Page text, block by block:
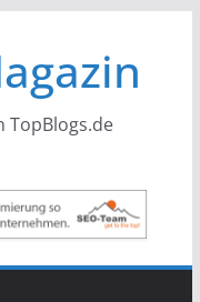
TopBlogs.de